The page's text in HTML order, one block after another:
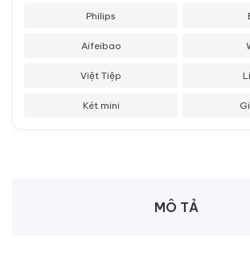
Philips
Aifeibao
Việt Tiệp
Két mini
MÔ TẢ